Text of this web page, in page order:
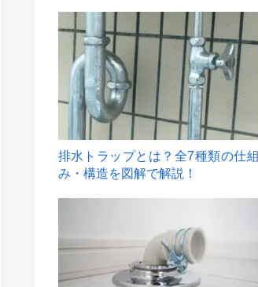
1
排水トラップとは？全7種類の仕組
み・構造を図解で解説！